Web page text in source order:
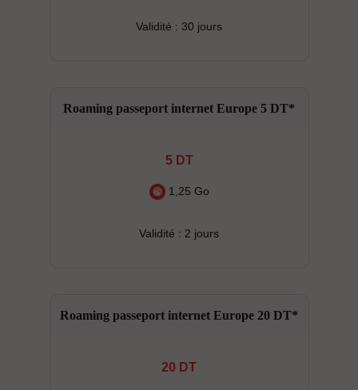
Validité : 30 jours
Roaming passeport internet Europe 5 DT*
5 DT
1,25 Go
Validité : 2 jours
Roaming passeport internet Europe 20 DT*
20 DT